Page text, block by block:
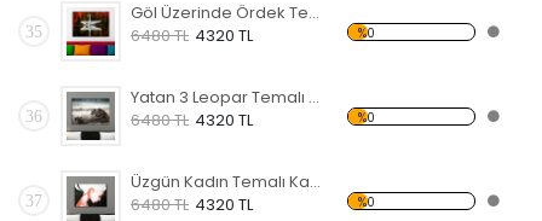
35
Göl Üzerinde Ördek Temalı Kanvas Tablo
6480 TL 4320 TL %0
36
Yatan 3 Leopar Temalı Kanvas Tablo
6480 TL 4320 TL %0
37
Üzgün Kadın Temalı Kanvas Tablo
6480 TL 4320 TL %0